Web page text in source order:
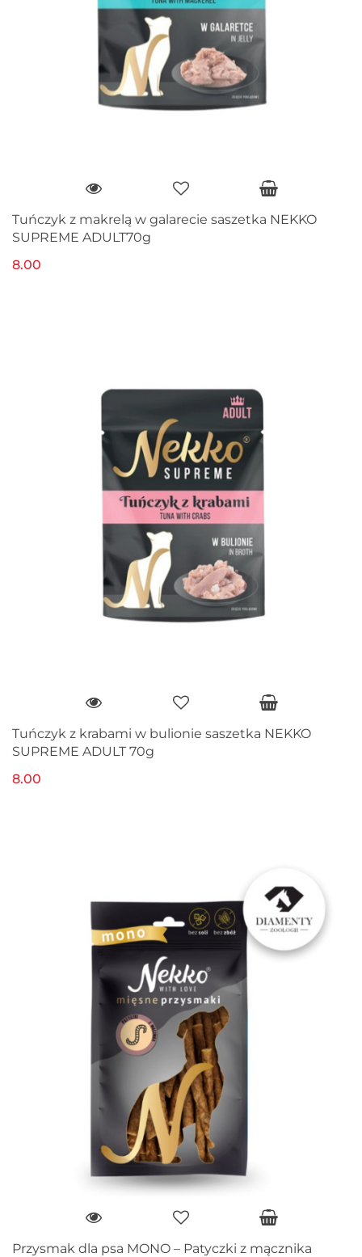
Tuńczyk z makrelą w galarecie saszetka NEKKO
SUPREME ADULT70g
8.00
Tuńczyk z krabami w bulionie saszetka NEKKO
SUPREME ADULT 70g
8.00
Przysmak dla psa MONO – Patyczki z mącznika